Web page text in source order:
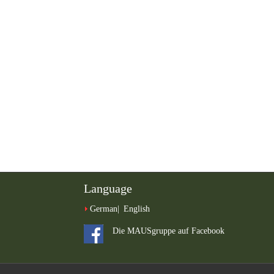
Language
German English
Die MAUSgruppe auf Facebook